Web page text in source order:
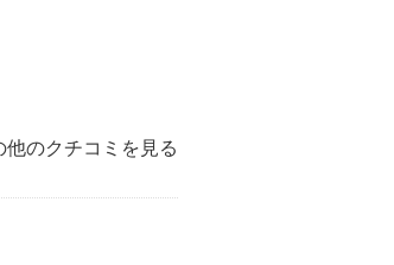
他のクチコミを見る